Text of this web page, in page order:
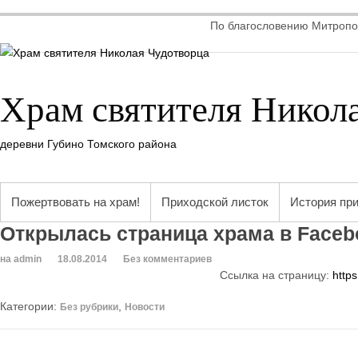
По благословению
Храм святителя
деревни Губино Томского района
Пожертвовать на храм! Приходской листок История
Открылась страница храма в
на admin 18.08.2014 Без комментариев
Ссылка на страницу:
Категории: Без рубрики Новости